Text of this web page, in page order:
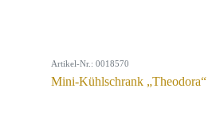
Artikel-Nr.: 0018570
Mini-Kühlschrank „Theodora“